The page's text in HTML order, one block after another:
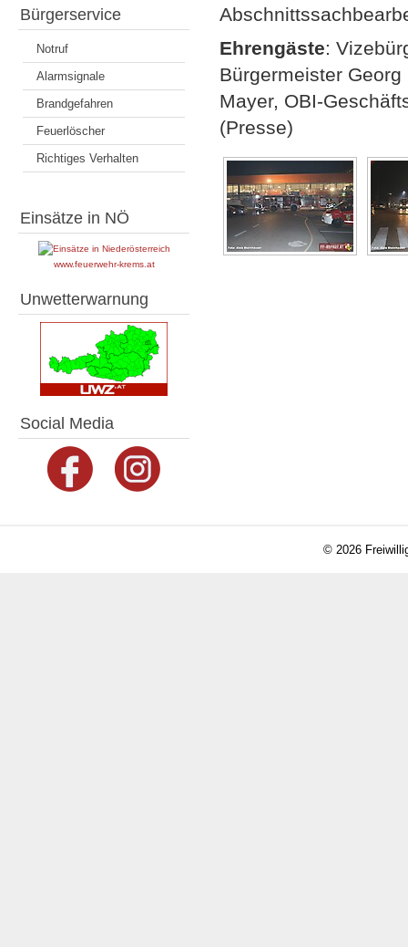
Bürgerservice
Notruf
Alarmsignale
Brandgefahren
Feuerlöscher
Richtiges Verhalten
Einsätze in NÖ
www.feuerwehr-krems.at
Unwetterwarnung
Social Media
Ehrengäste:
Bürgermeister
Mayer, OBI-
(Presse)
© 2026